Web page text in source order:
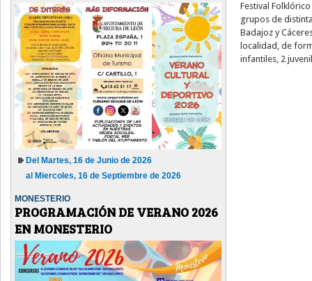
Del Martes, 16 de Junio de 2026
al Miercoles, 16 de Septiembre de 2026
MONESTERIO
PROGRAMACIÓN DE VERANO 2026
EN MONESTERIO
Festival
grupos de
Badajoz y
localidad, de
infantiles, 2